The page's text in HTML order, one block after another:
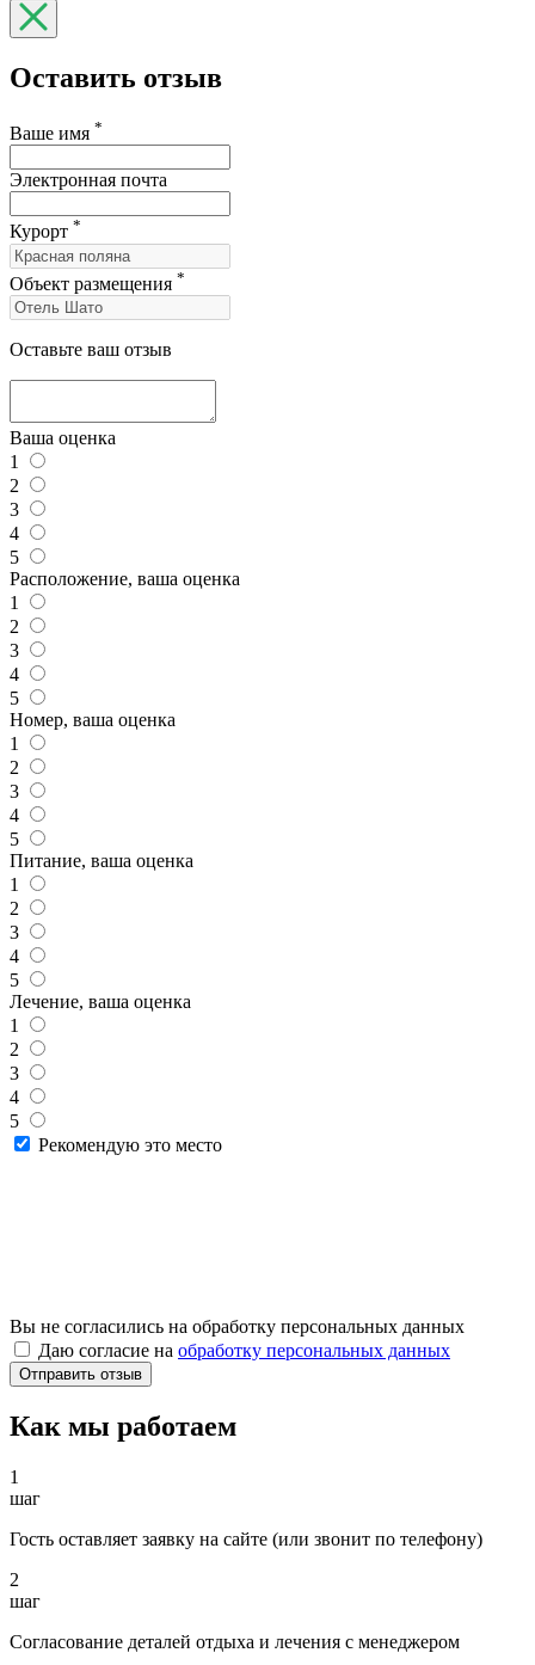
Оставить отзыв
Ваше имя *
Электронная почта
Курорт *
Объект размещения *
Оставьте ваш отзыв
Ваша оценка
1
2
3
4
5
Расположение, ваша оценка
1
2
3
4
5
Номер, ваша оценка
1
2
3
4
5
Питание, ваша оценка
1
2
3
4
5
Лечение, ваша оценка
1
2
3
4
5
Рекомендую это место
Вы не согласились на обработку персональных данных
Даю согласие на обработку персональных данных
Как мы работаем
1
шаг
Гость оставляет заявку на сайте (или звонит по телефону)
2
шаг
Согласование деталей отдыха и лечения с менеджером